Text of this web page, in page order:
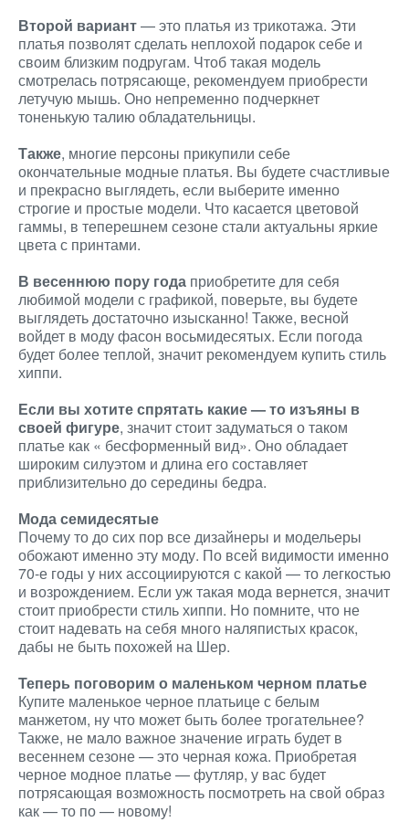
Второй вариант— это платья из трикотажа. Эти
платья позволят сделать неплохой подарок себе и
своим близким подругам. Чтоб такая модель
смотрелась потрясающе, рекомендуем приобрести
летучую мышь. Оно непременно подчеркнет
тоненькую талию обладательницы.
Также, многие персоны прикупили себе
окончательные модные платья. Вы будете счастливые
и прекрасно выглядеть, если выберите именно
строгие и простые модели. Что касается цветовой
гаммы, в теперешнем сезоне стали актуальны яркие
цвета с принтами.
В весеннюю пору года приобретите для себя
любимой модели с графикой, поверьте, вы будете
выглядеть достаточно изысканно! Также, весной
войдет в моду фасон восьмидесятых. Если погода
будет более теплой, значит рекомендуем купить стиль
хиппи.
Если вы хотите спрятать какие — то изъяны в
своей фигуре, значит стоит задуматься о таком
платье как « бесформенный вид». Оно обладает
широким силуэтом и длина его составляет
приблизительно до середины бедра.
Мода семидесятые
Почему то до сих пор все дизайнеры и модельеры
обожают именно эту моду. По всей видимости именно
70-е годы у них ассоциируются с какой — то легкостью
и возрождением. Если уж такая мода вернется, значит
стоит приобрести стиль хиппи. Но помните, что не
стоит надевать на себя много наляпистых красок,
дабы не быть похожей на Шер.
Теперь поговорим о маленьком черном платье
Купите маленькое черное платьице с белым
манжетом, ну что может быть более трогательнее?
Также, не мало важное значение играть будет в
весеннем сезоне — это черная кожа. Приобретая
черное модное платье — футляр, у вас будет
потрясающая возможность посмотреть на свой образ
как — то по — новому!